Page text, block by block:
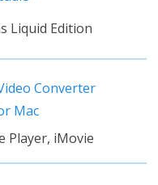
Liquid Edition
Converter
Mac
Player, iMovie